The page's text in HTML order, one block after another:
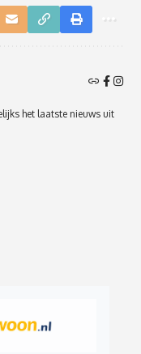
het laatste nieuws uit